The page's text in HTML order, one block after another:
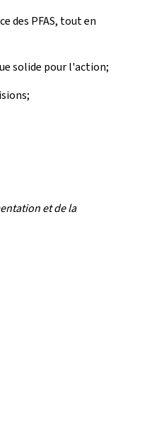
des PFAS, tout en
solide pour l'action;
et de la